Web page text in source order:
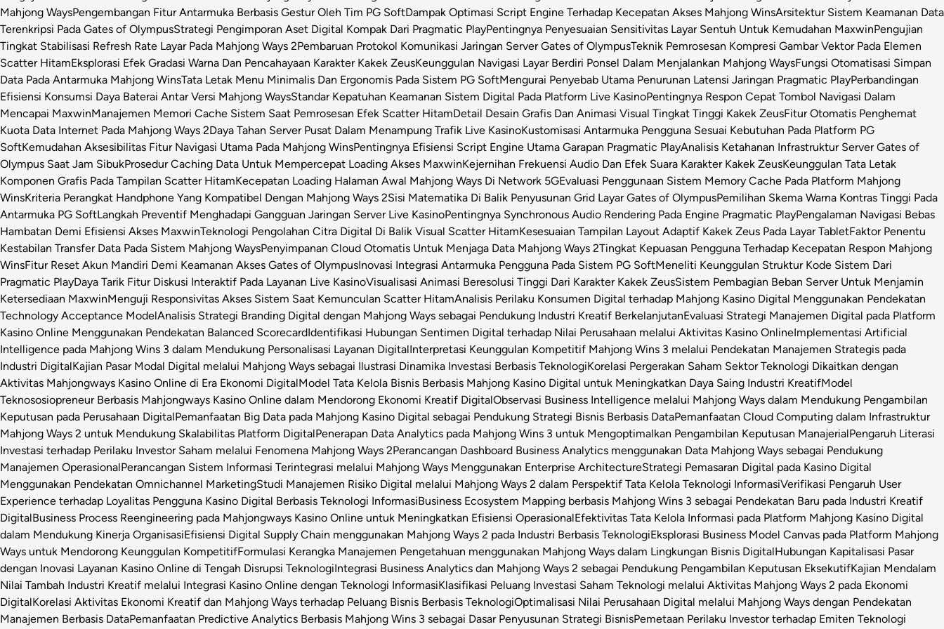
Mahjong WaysPengembangan Fitur Antarmuka Berbasis Gestur Oleh Tim PG SoftDampak Optimasi Script Engine Terhadap Kecepatan Akses Mahjong WinsArsitektur Sistem Keamanan Data
Terenkripsi Pada Gates of OlympusStrategi Pengimporan Aset Digital Kompak Dari Pragmatic PlayPentingnya Penyesuaian Sensitivitas Layar Sentuh Untuk Kemudahan MaxwinPengujian
Tingkat Stabilisasi Refresh Rate Layar Pada Mahjong Ways 2Pembaruan Protokol Komunikasi Jaringan Server Gates of OlympusTeknik Pemrosesan Kompresi Gambar Vektor Pada Elemen
Scatter HitamEksplorasi Efek Gradasi Warna Dan Pencahayaan Karakter Kakek ZeusKeunggulan Navigasi Layar Berdiri Ponsel Dalam Menjalankan Mahjong WaysFungsi Otomatisasi Simpan
Data Pada Antarmuka Mahjong WinsTata Letak Menu Minimalis Dan Ergonomis Pada Sistem PG SoftMengurai Penyebab Utama Penurunan Latensi Jaringan Pragmatic PlayPerbandingan
Efisiensi Konsumsi Daya Baterai Antar Versi Mahjong WaysStandar Kepatuhan Keamanan Sistem Digital Pada Platform Live KasinoPentingnya Respon Cepat Tombol Navigasi Dalam
Mencapai MaxwinManajemen Memori Cache Sistem Saat Pemrosesan Efek Scatter HitamDetail Desain Grafis Dan Animasi Visual Tingkat Tinggi Kakek ZeusFitur Otomatis Penghemat
Kuota Data Internet Pada Mahjong Ways 2Daya Tahan Server Pusat Dalam Menampung Trafik Live KasinoKustomisasi Antarmuka Pengguna Sesuai Kebutuhan Pada Platform PG
SoftKemudahan Aksesibilitas Fitur Navigasi Utama Pada Mahjong WinsPentingnya Efisiensi Script Engine Utama Garapan Pragmatic PlayAnalisis Ketahanan Infrastruktur Server Gates of
Olympus Saat Jam SibukProsedur Caching Data Untuk Mempercepat Loading Akses MaxwinKejernihan Frekuensi Audio Dan Efek Suara Karakter Kakek ZeusKeunggulan Tata Letak
Komponen Grafis Pada Tampilan Scatter HitamKecepatan Loading Halaman Awal Mahjong Ways Di Network 5GEvaluasi Penggunaan Sistem Memory Cache Pada Platform Mahjong
WinsKriteria Perangkat Handphone Yang Kompatibel Dengan Mahjong Ways 2Sisi Matematika Di Balik Penyusunan Grid Layar Gates of OlympusPemilihan Skema Warna Kontras Tinggi Pada
Antarmuka PG SoftLangkah Preventif Menghadapi Gangguan Jaringan Server Live KasinoPentingnya Synchronous Audio Rendering Pada Engine Pragmatic PlayPengalaman Navigasi Bebas
Hambatan Demi Efisiensi Akses MaxwinTeknologi Pengolahan Citra Digital Di Balik Visual Scatter HitamKesesuaian Tampilan Layout Adaptif Kakek Zeus Pada Layar TabletFaktor Penentu
Kestabilan Transfer Data Pada Sistem Mahjong WaysPenyimpanan Cloud Otomatis Untuk Menjaga Data Mahjong Ways 2Tingkat Kepuasan Pengguna Terhadap Kecepatan Respon Mahjong
WinsFitur Reset Akun Mandiri Demi Keamanan Akses Gates of OlympusInovasi Integrasi Antarmuka Pengguna Pada Sistem PG SoftMeneliti Keunggulan Struktur Kode Sistem Dari
Pragmatic PlayDaya Tarik Fitur Diskusi Interaktif Pada Layanan Live KasinoVisualisasi Animasi Beresolusi Tinggi Dari Karakter Kakek ZeusSistem Pembagian Beban Server Untuk Menjamin
Ketersediaan MaxwinMenguji Responsivitas Akses Sistem Saat Kemunculan Scatter HitamAnalisis Perilaku Konsumen Digital terhadap Mahjong Kasino Digital Menggunakan Pendekatan
Technology Acceptance ModelAnalisis Strategi Branding Digital dengan Mahjong Ways sebagai Pendukung Industri Kreatif BerkelanjutanEvaluasi Strategi Manajemen Digital pada Platform
Kasino Online Menggunakan Pendekatan Balanced ScorecardIdentifikasi Hubungan Sentimen Digital terhadap Nilai Perusahaan melalui Aktivitas Kasino OnlineImplementasi Artificial
Intelligence pada Mahjong Wins 3 dalam Mendukung Personalisasi Layanan DigitalInterpretasi Keunggulan Kompetitif Mahjong Wins 3 melalui Pendekatan Manajemen Strategis pada
Industri DigitalKajian Pasar Modal Digital melalui Mahjong Ways sebagai Ilustrasi Dinamika Investasi Berbasis TeknologiKorelasi Pergerakan Saham Sektor Teknologi Dikaitkan dengan
Aktivitas Mahjongways Kasino Online di Era Ekonomi DigitalModel Tata Kelola Bisnis Berbasis Mahjong Kasino Digital untuk Meningkatkan Daya Saing Industri KreatifModel
Teknososiopreneur Berbasis Mahjongways Kasino Online dalam Mendorong Ekonomi Kreatif DigitalObservasi Business Intelligence melalui Mahjong Ways dalam Mendukung Pengambilan
Keputusan pada Perusahaan DigitalPemanfaatan Big Data pada Mahjong Kasino Digital sebagai Pendukung Strategi Bisnis Berbasis DataPemanfaatan Cloud Computing dalam Infrastruktur
Mahjong Ways 2 untuk Mendukung Skalabilitas Platform DigitalPenerapan Data Analytics pada Mahjong Wins 3 untuk Mengoptimalkan Pengambilan Keputusan ManajerialPengaruh Literasi
Investasi terhadap Perilaku Investor Saham melalui Fenomena Mahjong Ways 2Perancangan Dashboard Business Analytics menggunakan Data Mahjong Ways sebagai Pendukung
Manajemen OperasionalPerancangan Sistem Informasi Terintegrasi melalui Mahjong Ways Menggunakan Enterprise ArchitectureStrategi Pemasaran Digital pada Kasino Digital
Menggunakan Pendekatan Omnichannel MarketingStudi Manajemen Risiko Digital melalui Mahjong Ways 2 dalam Perspektif Tata Kelola Teknologi InformasiVerifikasi Pengaruh User
Experience terhadap Loyalitas Pengguna Kasino Digital Berbasis Teknologi InformasiBusiness Ecosystem Mapping berbasis Mahjong Wins 3 sebagai Pendekatan Baru pada Industri Kreatif
DigitalBusiness Process Reengineering pada Mahjongways Kasino Online untuk Meningkatkan Efisiensi OperasionalEfektivitas Tata Kelola Informasi pada Platform Mahjong Kasino Digital
dalam Mendukung Kinerja OrganisasiEfisiensi Digital Supply Chain menggunakan Mahjong Ways 2 pada Industri Berbasis TeknologiEksplorasi Business Model Canvas pada Platform Mahjong
Ways untuk Mendorong Keunggulan KompetitifFormulasi Kerangka Manajemen Pengetahuan menggunakan Mahjong Ways dalam Lingkungan Bisnis DigitalHubungan Kapitalisasi Pasar
dengan Inovasi Layanan Kasino Online di Tengah Disrupsi TeknologiIntegrasi Business Analytics dan Mahjong Ways 2 sebagai Pendukung Pengambilan Keputusan EksekutifKajian Mendalam
Nilai Tambah Industri Kreatif melalui Integrasi Kasino Online dengan Teknologi InformasiKlasifikasi Peluang Investasi Saham Teknologi melalui Aktivitas Mahjong Ways 2 pada Ekonomi
DigitalKorelasi Aktivitas Ekonomi Kreatif dan Mahjong Ways terhadap Peluang Bisnis Berbasis TeknologiOptimalisasi Nilai Perusahaan Digital melalui Mahjong Ways dengan Pendekatan
Manajemen Berbasis DataPemanfaatan Predictive Analytics Berbasis Mahjong Wins 3 sebagai Dasar Penyusunan Strategi BisnisPemetaan Perilaku Investor terhadap Emiten Teknologi